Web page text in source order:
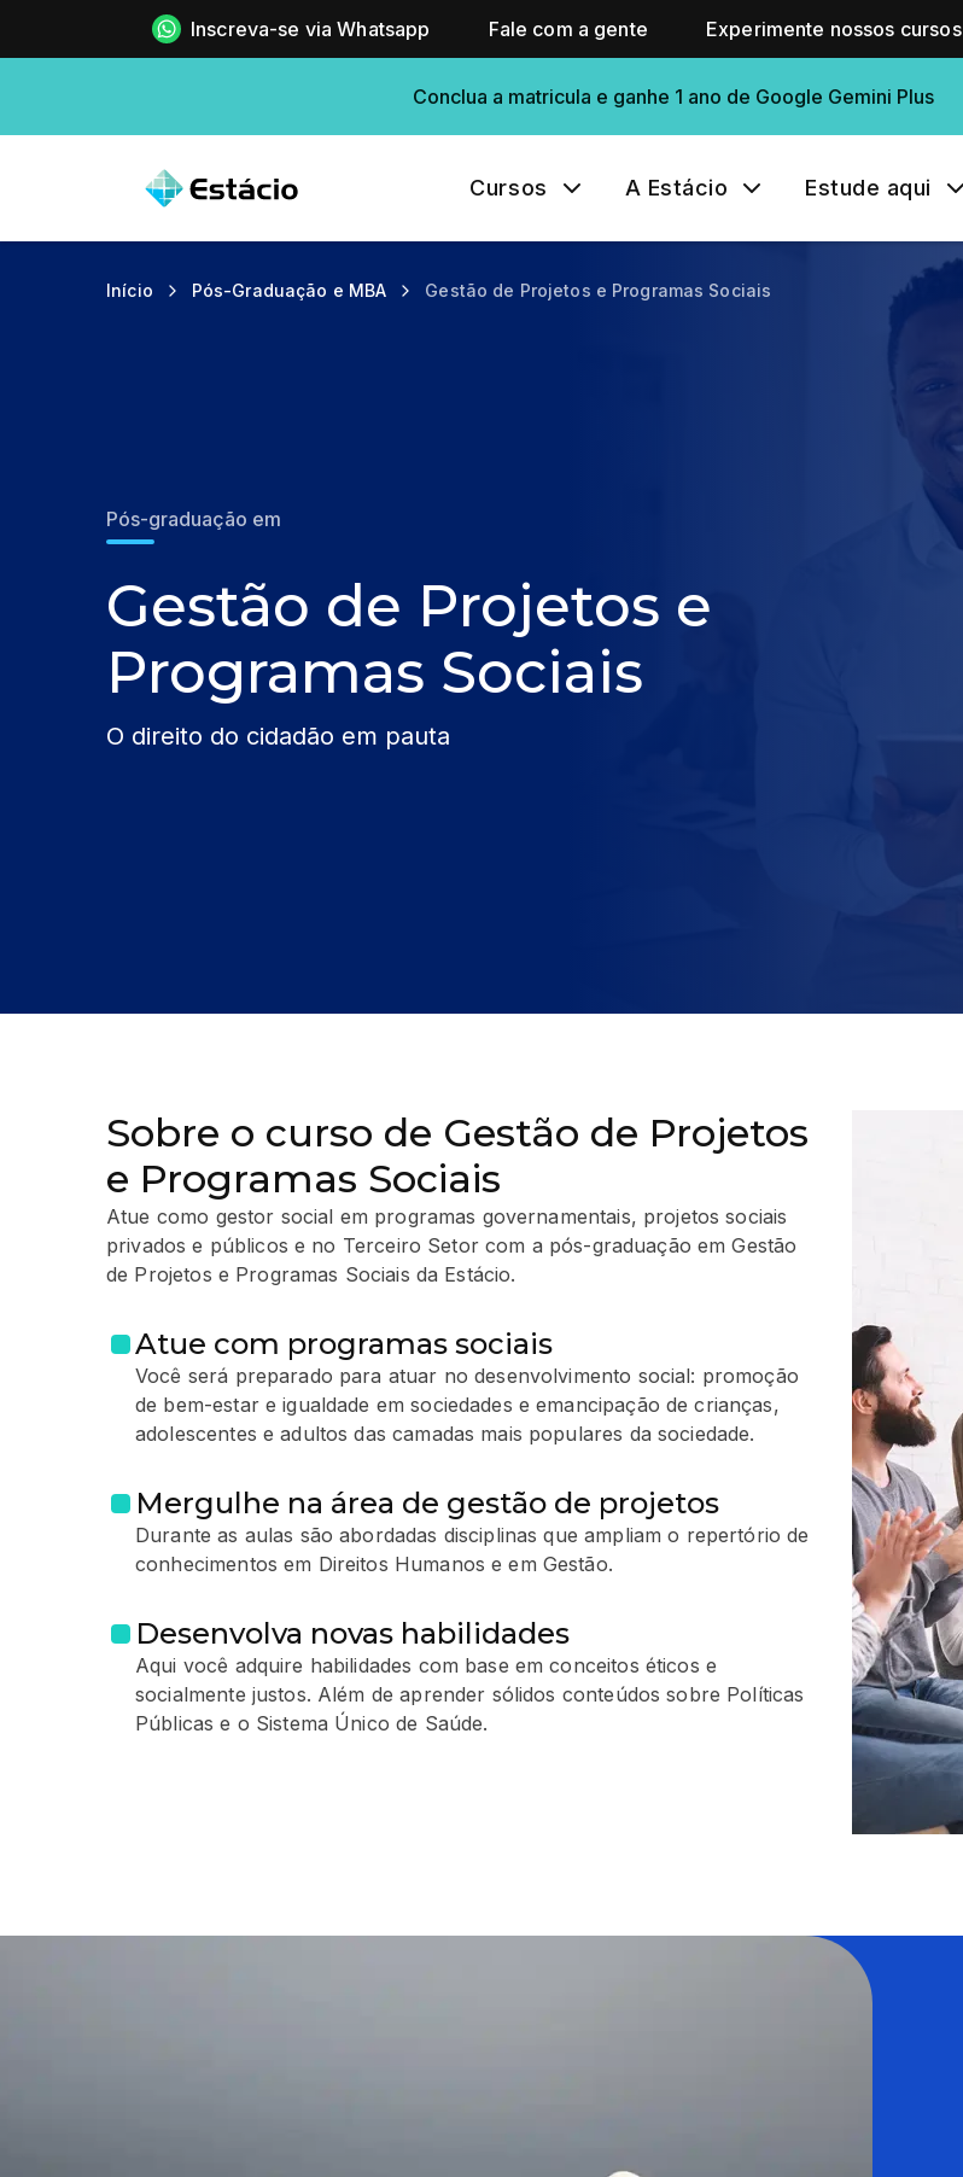
Inscreva-se via Whatsapp Fale com a gente Experimente nossos cursos
Conclua a matricula e ganhe 1 ano de Google Gemini Plus
Cursos A Estácio Estude aqui
Início Pós-Graduação e MBA Gestão de Projetos e Programas Sociais
Pós-graduação em
Gestão de Projetos e
Programas Sociais
O direito do cidadão em pauta
Sobre o curso de Gestão de Projetos
e Programas Sociais
Atue como gestor social em programas governamentais, projetos sociais
privados e públicos e no Terceiro Setor com a pós-graduação em Gestão
de Projetos e Programas Sociais da Estácio.
Atue com programas sociais
Você será preparado para atuar no desenvolvimento social: promoção
de bem-estar e igualdade em sociedades e emancipação de crianças,
adolescentes e adultos das camadas mais populares da sociedade.
Mergulhe na área de gestão de projetos
Durante as aulas são abordadas disciplinas que ampliam o repertório de
conhecimentos em Direitos Humanos e em Gestão.
Desenvolva novas habilidades
Aqui você adquire habilidades com base em conceitos éticos e
socialmente justos. Além de aprender sólidos conteúdos sobre Políticas
Públicas e o Sistema Único de Saúde.